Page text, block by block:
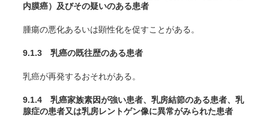
内膜癌）及びその疑いのある患者
腫瘍の悪化あるいは顕性化を促すことがある。
9.1.3 乳癌の既往歴のある患者
乳癌が再発するおそれがある。
9.1.4 乳癌家族素因が強い患者、乳房結節のある患者、乳
腺症の患者又は乳房レントゲン像に異常がみられた患者